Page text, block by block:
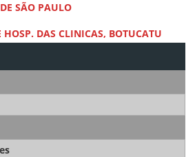
SÃO PAULO
HOSP. DAS CLINICAS, BOTUCATU